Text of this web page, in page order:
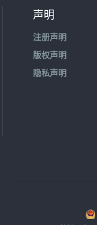
声明
注册声明
版权声明
隐私声明